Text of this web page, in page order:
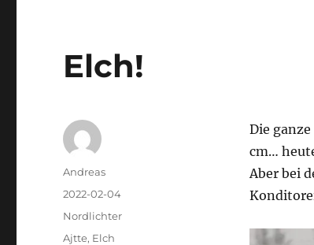
Elch!
Die
cm…
Aber bei
Autor
Andreas
Veröffentlicht
2022-02-04
Kategorien
Nordlichter
Schlagwörter
Ajtte, Elch